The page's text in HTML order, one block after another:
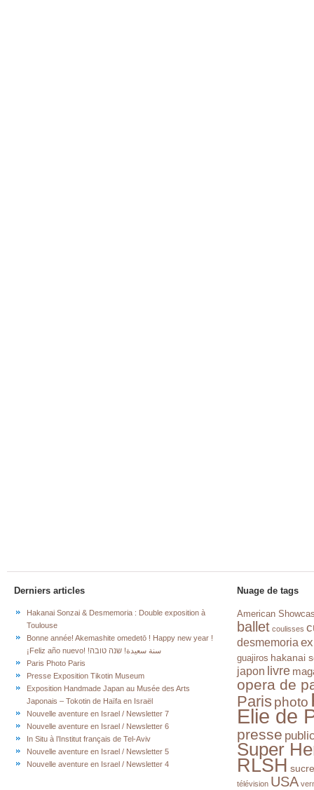
Derniers articles
Hakanai Sonzai & Desmemoria : Double exposition à
Toulouse
Bonne année! Akemashite omedetō ! Happy new year !
¡Feliz año nuevo! !سنة سعيدة! שנה טובה
Paris Photo Paris
Presse Exposition Tikotin Museum
Exposition Handmade Japan au Musée des Arts
Japonais – Tokotin de Haïfa en Israël
Nouvelle aventure en Israel / Newsletter 7
Nouvelle aventure en Israel / Newsletter 6
In Situ à l’Institut français de Tel-Aviv
Nouvelle aventure en Israel / Newsletter 5
Nouvelle aventure en Israel / Newsletter 4
Nuage de tags
American
ballet coulisses
desmemoria
guajiros hakanai
japon livre
opera de
Paris photo
Elie de
presse
Super
RLSH sucre
télévision USA